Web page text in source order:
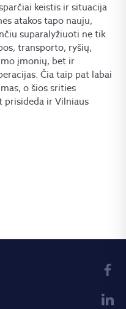
keistis ir situacija
atakos tapo nauju,
suparalyžiuoti ne tik
transporto, ryšių,
įmonių, bet ir
Čia taip pat labai
o šios srities
prisideda ir Vilniaus